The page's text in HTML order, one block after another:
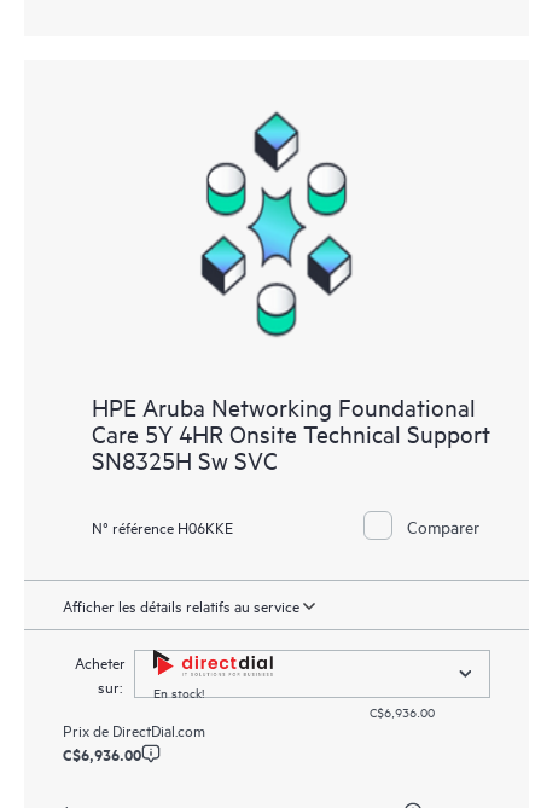
HPE Aruba Networking Foundational
Care 5Y 4HR Onsite Technical Support
SN8325H Sw SVC
N° référence H06KKE Comparer
Afficher les détails relatifs au service
Acheter
sur:
En stock!
C$6,936.00
Prix de DirectDial.com
C$6,936.00